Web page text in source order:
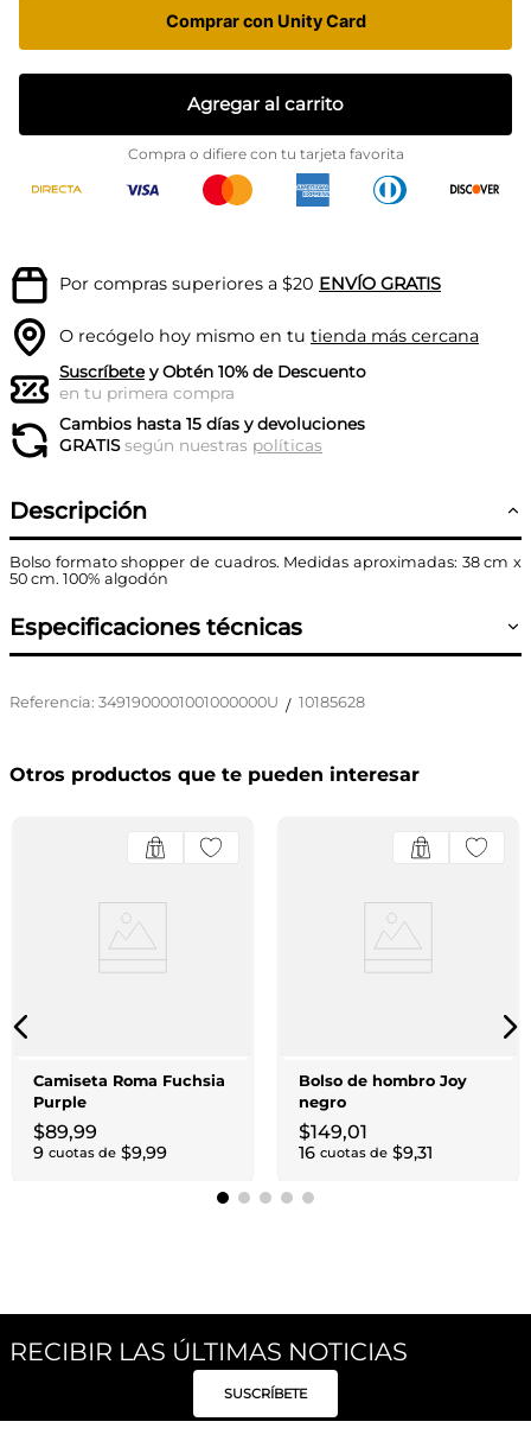
Comprar con Unity Card
Agregar al carrito
Compra o difiere con tu tarjeta favorita
Por compras superiores a $20 ENVÍO GRATIS
O recógelo hoy mismo en tu tienda más cercana
Suscríbetey Obtén 10% de Descuento
en tu primera compra
Cambios hasta 15 días y devoluciones
GRATISsegún nuestras políticas
Descripción
Bolso formato shopper de cuadros. Medidas aproximadas: 38 cm x
50 cm. 100% algodón
Especificaciones técnicas
Referencia: 3491900001001000000U / 10185628
Otros productos que te pueden interesar
Camiseta Roma Fuchsia
Purple
$89,99
9 cuotas de $9,99
Bolso de hombro Joy
negro
$149,01
16 cuotas de $9,31
RECIBIR LAS ÚLTIMAS NOTICIAS
SUSCRÍBETE